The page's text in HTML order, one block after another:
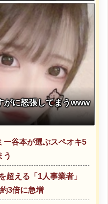
がに怒張してまうwww
ー谷本が選ぶスペオキ5
う
超える「1人事業者」
3倍に急増